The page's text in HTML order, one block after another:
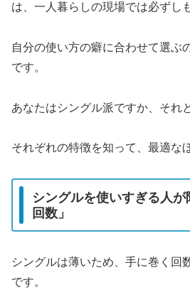
は、一人暮らしの現場では必ずし
自分の使い方の癖に合わせて選ぶ
です。
あなたはシングル派ですか、それ
それぞれの特徴を知って、最適な
シングルを使いすぎる人が
回数」
シングルは薄いため、手に巻く回
です。